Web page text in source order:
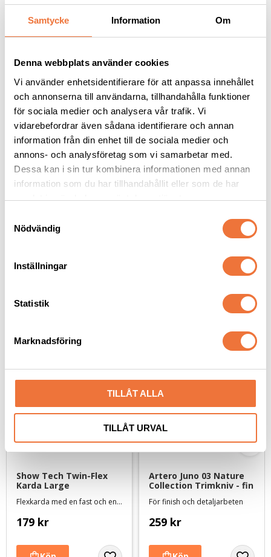
Samtycke Information Om
Denna webbplats använder cookies
Vi använder enhetsidentifierare för att anpassa innehållet
och annonserna till användarna, tillhandahålla funktioner
för sociala medier och analysera vår trafik. Vi
vidarebefordrar även sådana identifierare och annan
information från din enhet till de sociala medier och
annons- och analysföretag som vi samarbetar med.
Dessa kan i sin tur kombinera informationen med annan
information som du har tillhandahållit eller som de har
samlat in när du har använt deras tjänster.
Nödvändig
Inställningar
Statistik
Marknadsföring
TILLÅT ALLA
TILLÅT URVAL
Andra köpte även
13 cm
Trimkniv med
25
Show Tech Twin-Flex
Karda Large
Flexkarda med en fast och en mjuk sida
179 kr
Artero Juno 03 Nature
Collection Trimkniv - fin
För finish och detaljarbeten
259 kr